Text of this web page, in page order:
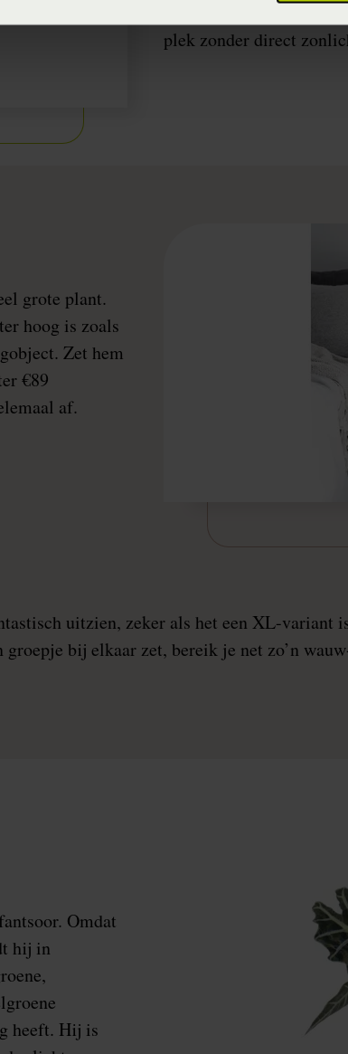
maar weinig
plek zonder direct
grote plant.
hoog is zoals
Zet hem
€89
af.
uitzien, zeker als het een XL-variant
bij elkaar zet, bereik je net zo’n
Omdat
hij in
heeft. Hij is